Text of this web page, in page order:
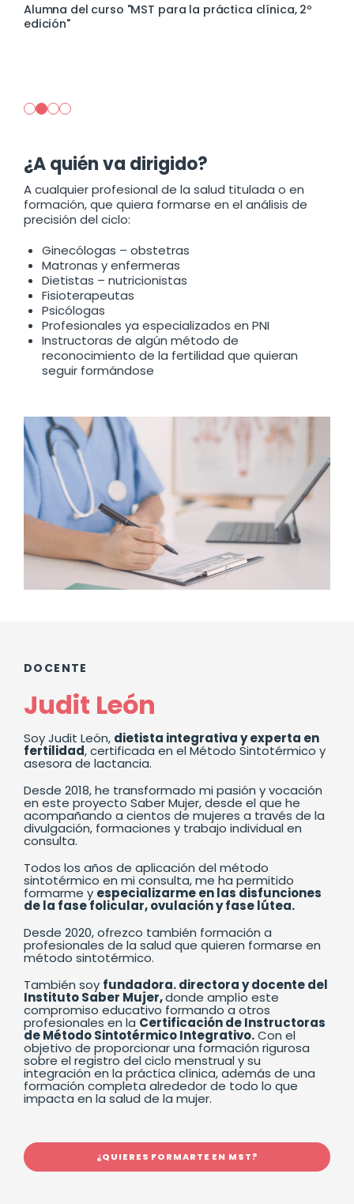
Alumna del curso "MST para la práctica clínica, 2º
edición"
¿A quién va dirigido?
A cualquier profesional de la salud titulada o en
formación, que quiera formarse en el análisis de
precisión del ciclo:
Ginecólogas – obstetras
Matronas y enfermeras
Dietistas – nutricionistas
Fisioterapeutas
Psicólogas
Profesionales ya especializados en PNI
Instructoras de algún método de
reconocimiento de la fertilidad que quieran
seguir formándose
DOCENTE
Judit León
Soy Judit León, dietista integrativa y experta en
fertilidad, certificada en el Método Sintotérmico y
asesora de lactancia.
Desde 2018, he transformado mi pasión y vocación
en este proyecto Saber Mujer, desde el que he
acompañando a cientos de mujeres a través de la
divulgación, formaciones y trabajo individual en
consulta.
Todos los años de aplicación del método
sintotérmico en mi consulta, me ha permitido
formarme y especializarme en las disfunciones
de la fase folicular, ovulación y fase lútea.
Desde 2020, ofrezco también formación a
profesionales de la salud que quieren formarse en
método sintotérmico.
También soy fundadora. directora y docente del
Instituto Saber Mujer,donde amplío este
compromiso educativo formando a otros
profesionales en la Certificación de Instructoras
de Método Sintotérmico Integrativo.Con el
objetivo de proporcionar una formación rigurosa
sobre el registro del ciclo menstrual y su
integración en la práctica clínica, además de una
formación completa alrededor de todo lo que
impacta en la salud de la mujer.
¿QUIERES FORMARTE EN MST?